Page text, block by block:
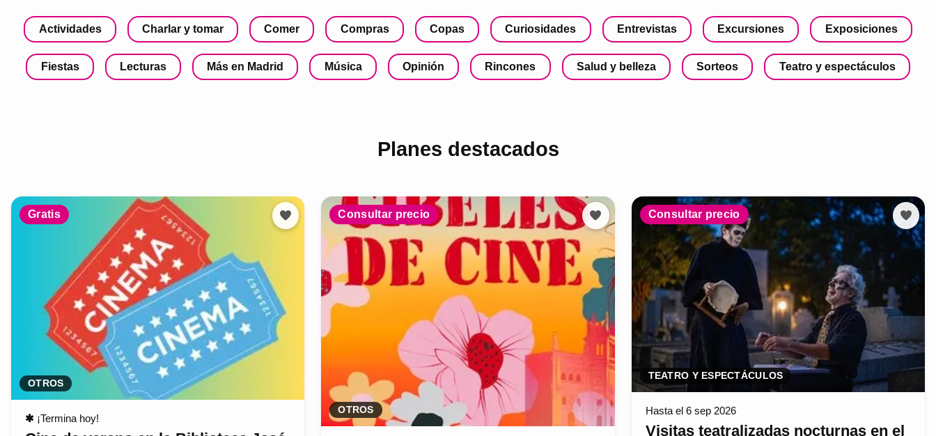
Actividades Charlar y tomar Comer Compras Copas Curiosidades Entrevistas Excursiones Exposiciones
Fiestas Lecturas Más en Madrid Música Opinión Rincones Salud y belleza Sorteos Teatro y espectáculos
Planes destacados
Gratis
OTROS
✱ ¡Termina hoy!
Consultar precio
OTROS
Consultar precio
TEATRO Y ESPECTÁCULOS
Hasta el 6 sep 2026
Visitas teatralizadas nocturnas en el